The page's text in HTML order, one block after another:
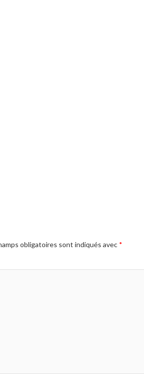
obligatoires sont indiqués avec *